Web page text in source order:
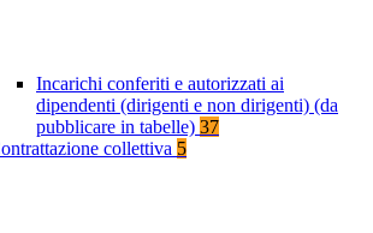
Incarichi conferiti e autorizzati ai
dipendenti (dirigenti e non dirigenti) (da
pubblicare in tabelle) 37
collettiva 5